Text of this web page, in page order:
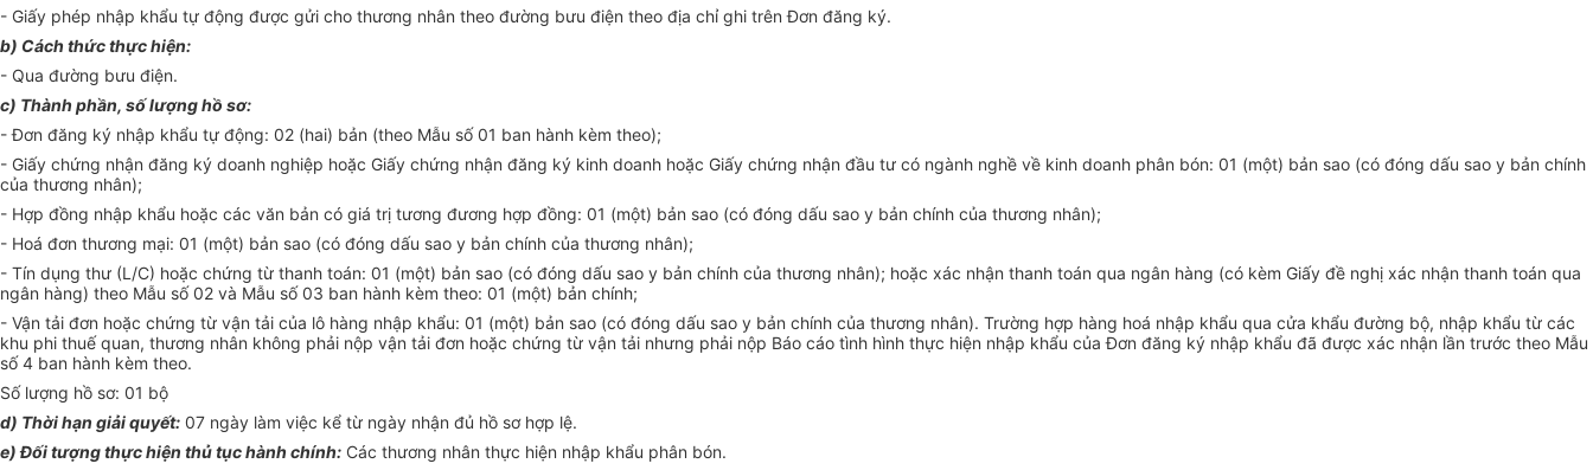
- Giấy phép nhập khẩu tự động được gửi cho thương nhân theo đường bưu điện theo địa chỉ ghi trên Đơn đăng ký.
b) Cách thức thực hiện:
- Qua đường bưu điện.
c) Thành phần, số lượng hồ sơ:
- Đơn đăng ký nhập khẩu tự động: 02 (hai) bản (theo Mẫu số 01 ban hành kèm theo);
- Giấy chứng nhận đăng ký doanh nghiệp hoặc Giấy chứng nhận đăng ký kinh doanh hoặc Giấy chứng nhận đầu tư có ngành nghề về kinh doanh phân bón: 01 (một) bản sao (có đóng dấu sao y bản chính
của thương nhân);
- Hợp đồng nhập khẩu hoặc các văn bản có giá trị tương đương hợp đồng: 01 (một) bản sao (có đóng dấu sao y bản chính của thương nhân);
- Hoá đơn thương mại: 01 (một) bản sao (có đóng dấu sao y bản chính của thương nhân);
- Tín dụng thư (L/C) hoặc chứng từ thanh toán: 01 (một) bản sao (có đóng dấu sao y bản chính của thương nhân); hoặc xác nhận thanh toán qua ngân hàng (có kèm Giấy đề nghị xác nhận thanh toán qua
ngân hàng) theo Mẫu số 02 và Mẫu số 03 ban hành kèm theo: 01 (một) bản chính;
- Vận tải đơn hoặc chứng từ vận tải của lô hàng nhập khẩu: 01 (một) bản sao (có đóng dấu sao y bản chính của thương nhân). Trường hợp hàng hoá nhập khẩu qua cửa khẩu đường bộ, nhập khẩu từ các
khu phi thuế quan, thương nhân không phải nộp vận tải đơn hoặc chứng từ vận tải nhưng phải nộp Báo cáo tình hình thực hiện nhập khẩu của Đơn đăng ký nhập khẩu đã được xác nhận lần trước theo Mẫu
số 4 ban hành kèm theo.
Số lượng hồ sơ: 01 bộ
d) Thời hạn giải quyết: 07 ngày làm việc kể từ ngày nhận đủ hồ sơ hợp lệ.
e) Đối tượng thực hiện thủ tục hành chính: Các thương nhân thực hiện nhập khẩu phân bón.